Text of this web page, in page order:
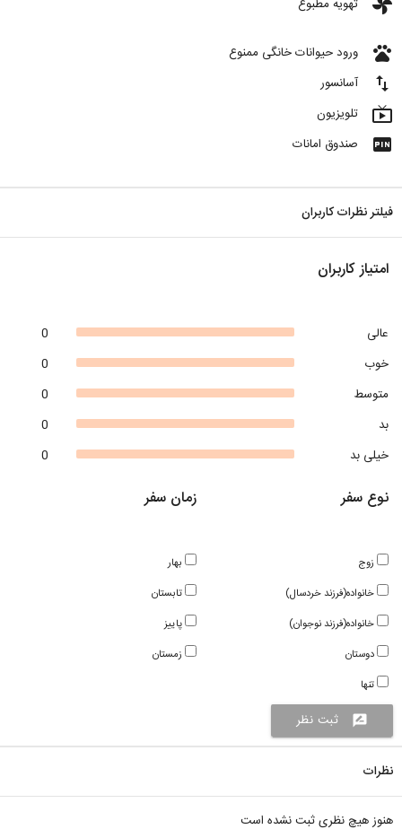
toys تهویه مطبوع
pets ورود حیوانات خانگی ممنوع
import_export آسانسور
live_tv تلویزیون
fiber_pin صندوق امانات
فیلتر نظرات کاربران
امتیاز کاربران
0
عالی
0
خوب
0
متوسط
0
بد
0
خیلی بد
زمان سفر
بهار
تابستان
پاییز
زمستان
نوع سفر
زوج
خانواده(فرزند خردسال)
خانواده(فرزند نوجوان)
دوستان
تنها
rate_review ثبت نظر
نظرات
هنوز هیچ نظری ثبت نشده است